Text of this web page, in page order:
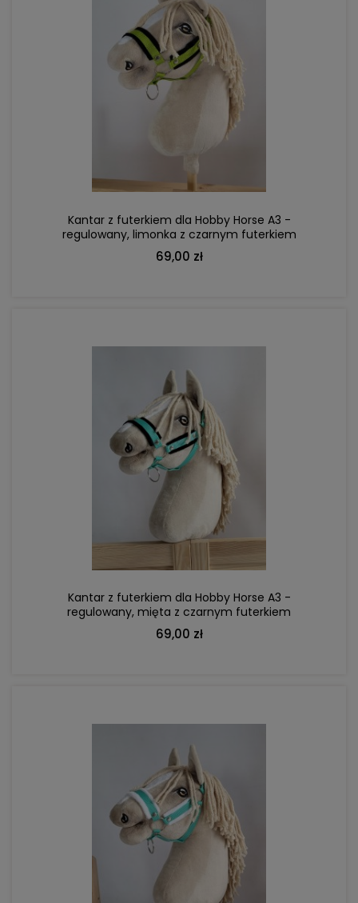
Kantar z futerkiem dla Hobby Horse A3 -
regulowany, limonka z czarnym futerkiem
69,00 zł
Kantar z futerkiem dla Hobby Horse A3 -
regulowany, mięta z czarnym futerkiem
69,00 zł
DO KOSZYKA
DO KOSZYKA